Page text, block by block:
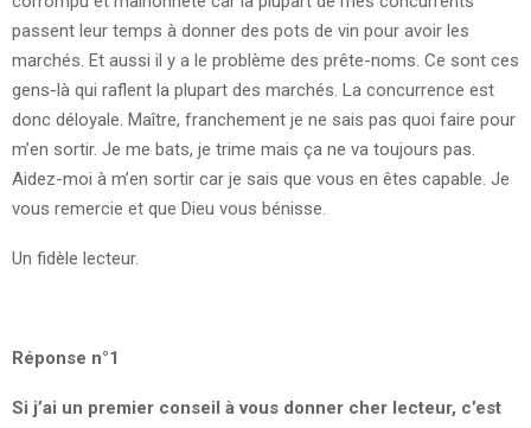
passent leur temps à donner des pots de vin pour avoir les
marchés. Et aussi il y a le problème des prête-noms. Ce sont ces
gens-là qui raflent la plupart des marchés. La concurrence est
donc déloyale. Maître, franchement je ne sais pas quoi faire pour
m’en sortir. Je me bats, je trime mais ça ne va toujours pas.
Aidez-moi à m’en sortir car je sais que vous en êtes capable. Je
vous remercie et que Dieu vous bénisse.
Un fidèle lecteur.
Réponse n°1
Si j’ai un premier conseil à vous donner cher lecteur, c’est